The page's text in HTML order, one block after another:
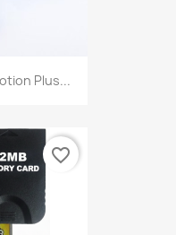
Plus...
favorite_border